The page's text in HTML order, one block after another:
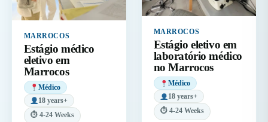
MARROCOS
Estágio médico
eletivo em
Marrocos
Médico
18 years+
⏱ 4-24 Weeks
MARROCOS
Estágio eletivo em
laboratório médico
no Marrocos
Médico
18 years+
⏱ 4-24 Weeks